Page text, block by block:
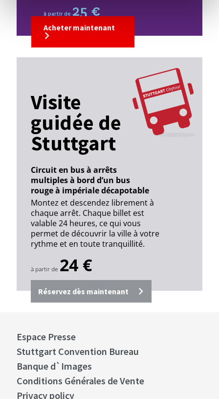
à partir de 25 €
Acheter maintenant
Visite
guidée de
Stuttgart
Circuit en bus à arrêts
multiples à bord d’un bus
rouge à impériale décapotable
Montez et descendez librement à
chaque arrêt. Chaque billet est
valable 24 heures, ce qui vous
permet de découvrir la ville à votre
rythme et en toute tranquillité.
à partir de 24 €
Réservez dès maintenant
Espace Presse
Stuttgart Convention Bureau
Banque d`Images
Conditions Générales de Vente
Privacy policy